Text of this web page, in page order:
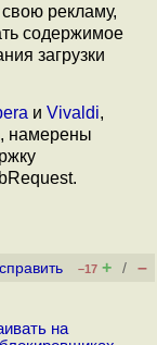
рекламу,
содержимое
загрузки
и Vivaldi,
намерены
–17 + / –
на